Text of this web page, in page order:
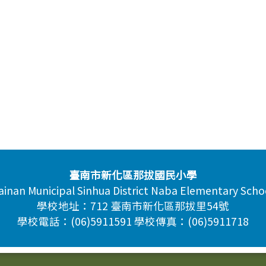
臺南市新化區那拔國民小學
Municipal Sinhua District Naba Elementary
學校地址：712 臺南市新化區那拔里54號
學校電話：(06)5911591 學校傳真：(06)5911718